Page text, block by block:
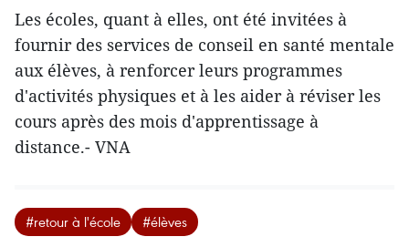
Les écoles, quant à elles, ont été invitées à
fournir des services de conseil en santé mentale
aux élèves, à renforcer leurs programmes
d'activités physiques et à les aider à réviser les
cours après des mois d'apprentissage à
distance.- VNA
#retour à l'école #élèves